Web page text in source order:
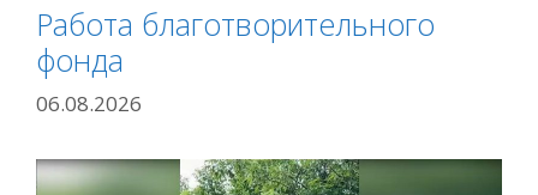
Работа благотворительного
фонда
06.08.2026